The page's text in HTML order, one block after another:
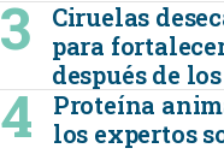
Ciruelas
para
después de
Proteína
los expertos